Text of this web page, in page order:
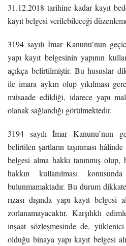
31.12.2018 tarihine kadar kayıt
kayıt belgesi verilebileceği
3194 sayılı İmar Kanunu’nun
yapı kayıt belgesinin yapının
açıkça belirtilmiştir. Bu hususlar
ile imara aykırı olup yıkılması
müsaade edildiği, idarece yapı
olanak sağlandığı görülmektedir.
3194 sayılı İmar Kanunu’nun
belirtilen şartların taşınması
belgesi alma hakkı tanınmış
hakkın kullanılması
bulunmamaktadır. Bu durum
rızası dışında yapı kayıt
zorlanamayacaktır. Karşılıklı
inşaat sözleşmesinde de,
olduğu binaya yapı kayıt belgesi